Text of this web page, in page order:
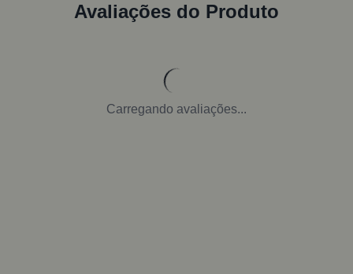
Avaliações do Produto
Carregando avaliações...